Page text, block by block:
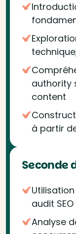
authority
content
à partir
Seconde
audit SEO
Analyse